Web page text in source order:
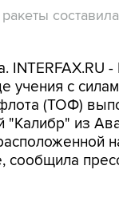
INTERFAX.RU
учения с
(ТОФ)
"Калибр" из
сообщила